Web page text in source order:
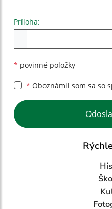
Príloha:
* povinné položky
* Oboznámil som sa so
Google reCaptcha